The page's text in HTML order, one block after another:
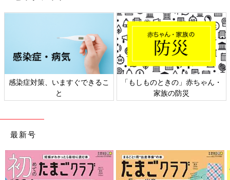
日本外来小児科学会リーフレッ
ト検討会
六星占術 細木かおりさんの人生
相談
最新号